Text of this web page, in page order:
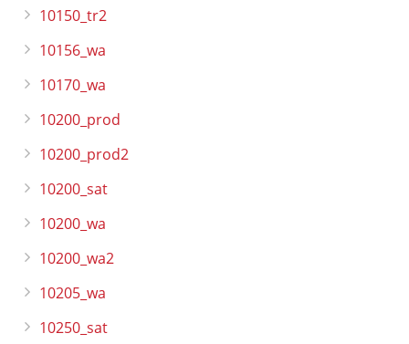
10150_tr2
10156_wa
10170_wa
10200_prod
10200_prod2
10200_sat
10200_wa
10200_wa2
10205_wa
10250_sat